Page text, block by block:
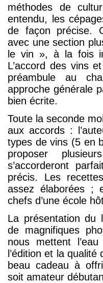
méthodes de
entendu, les
de façon précise.
avec une section
le vin », à la fois
L’accord des vins
préambule au
approche générale
bien écrite.
Toute la seconde
aux accords :
types de vins (5 en
proposer
s’accorderont
précis. Les
assez élaborées ;
chefs d’une école
La présentation du
de magnifiques
nous mettent
l’édition et la
beau cadeau à
soit amateur